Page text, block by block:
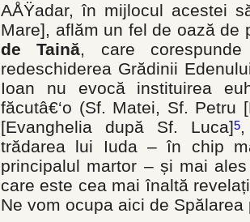
AÅŸadar, în mijlocul acestei
Mare], aflăm un fel de oază
de Taină, care
redeschiderea Grădinii
Ioan nu evocă instituirea
făcutâ€‘o (Sf. Matei, Sf.
[Evanghelia după Sf. Luca]5,
trădarea lui Iuda – în chip
principalul martor – și mai
care este cea mai înaltă
Ne vom ocupa aici de Spălarea